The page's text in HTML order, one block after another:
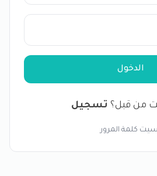
الدخول
من قبل؟ تسجيل
كلمة المرور